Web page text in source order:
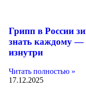
Грипп в России
знать каждому —
изнутри
Читать полностью »
17.12.2025